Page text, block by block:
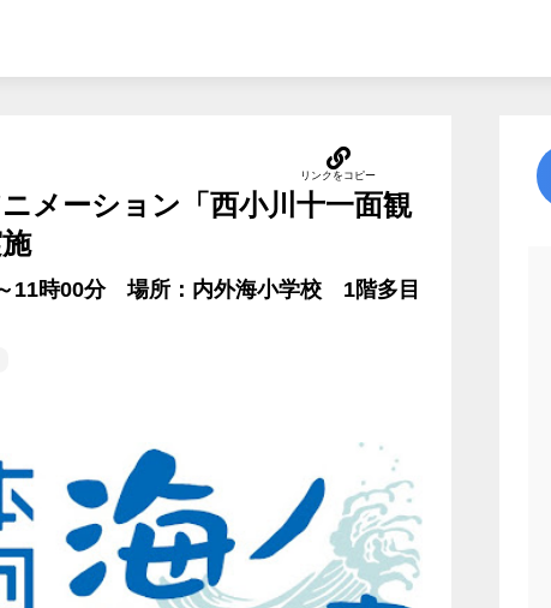
メーション「西小川十一面観
11時00分 場所：内外海小学校 1階多目